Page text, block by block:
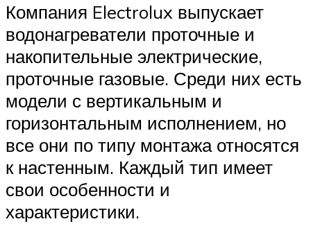
Компания Electrolux выпускает
водонагреватели проточные и
накопительные электрические,
проточные газовые. Среди них есть
модели с вертикальным и
горизонтальным исполнением, но
все они по типу монтажа относятся
к настенным. Каждый тип имеет
свои особенности и
характеристики.